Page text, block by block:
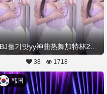
38 1718
韩国